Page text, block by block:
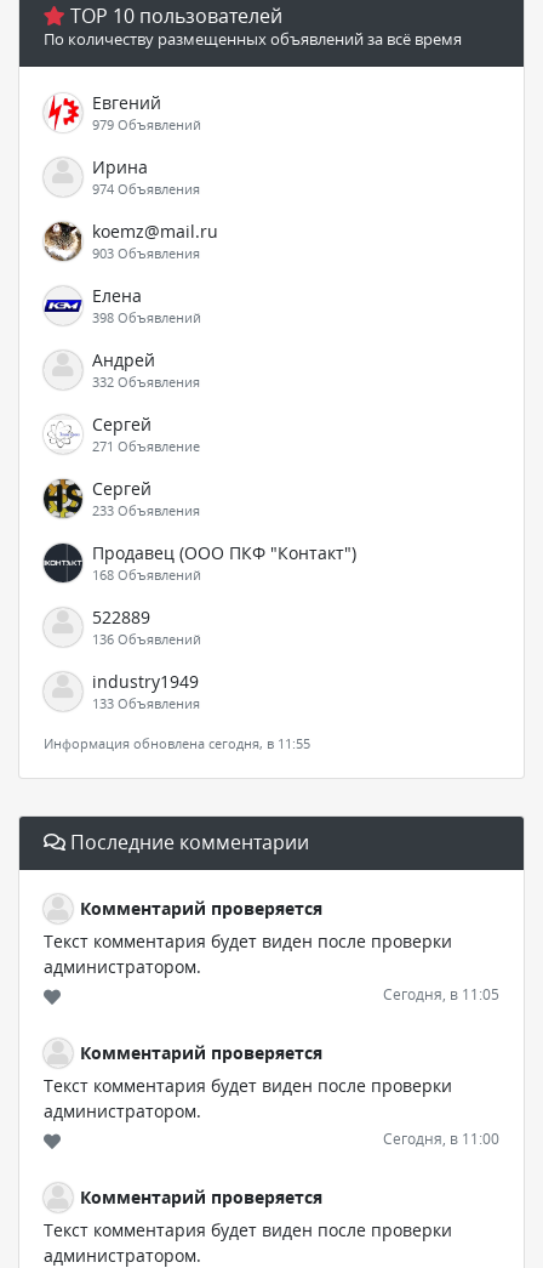
TOP 10 пользователей
По количеству размещенных объявлений за всё время
Евгений
979 Объявлений
Ирина
974 Объявления
koemz@mail.ru
903 Объявления
Елена
398 Объявлений
Андрей
332 Объявления
Сергей
271 Объявление
Сергей
233 Объявления
Продавец (ООО ПКФ "Контакт")
168 Объявлений
522889
136 Объявлений
industry1949
133 Объявления
Информация обновлена сегодня, в 11:55
Последние комментарии
Комментарий проверяется
Текст комментария будет виден после проверки
администратором.
Сегодня, в 11:05
Комментарий проверяется
Текст комментария будет виден после проверки
администратором.
Сегодня, в 11:00
Комментарий проверяется
Текст комментария будет виден после проверки
администратором.